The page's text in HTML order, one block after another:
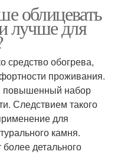
облицевать
лучше для
средство обогрева,
проживания.
повышенный набор
Следствием такого
для
камня.
детального